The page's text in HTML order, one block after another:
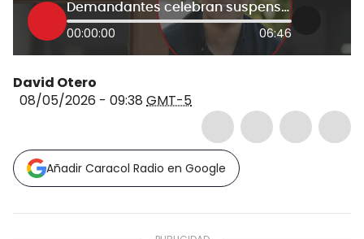
Demandantes celebran suspensión del nombramiento de Guillermo Echavarría como rector de la UPC
00:00:00 06:46
David Otero
08/05/2026 - 09:38 GMT-5
Añadir Caracol Radio en Google